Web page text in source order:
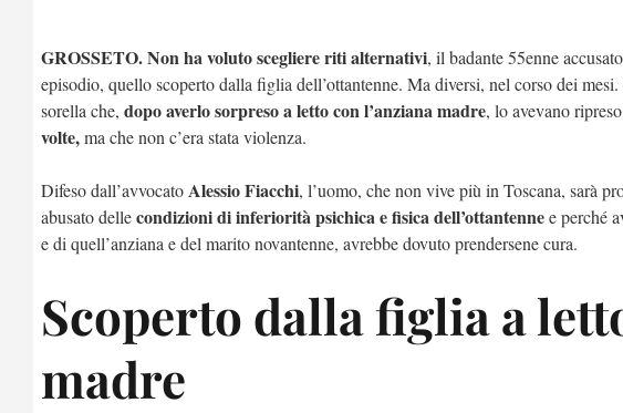
GROSSETO.Non ha voluto scegliere riti alternativi, il badante 55enne
episodio, quello scoperto dalla figlia dell’ottantenne. Ma diversi, nel corso dei
sorella che, dopo averlo sorpreso a letto con l’anziana madre, lo avevano
volte,ma che non c’era stata violenza.
Difeso dall’avvocatoAlessio Fiacchi, l’uomo, che non vive più in Toscana, sarà
abusato dellecondizioni di inferiorità psichica e fisica dell’ottantennee perché
e di quell’anziana e del marito novantenne, avrebbe dovuto prendersene cura.
Scoperto dalla figlia a
madre